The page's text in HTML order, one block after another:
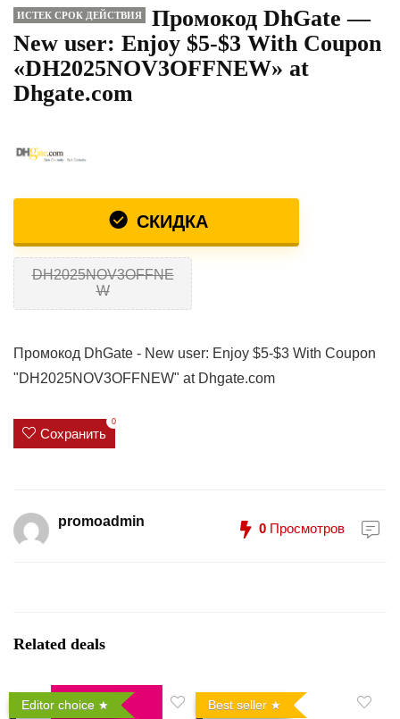
ИСТЕК СРОК ДЕЙСТВИЯ
Промокод DhGate —
New user: Enjoy $5-$3 With Coupon
«DH2025NOV3OFFNEW» at
Dhgate.com
СКИДКА
DH2025NOV3OFFNE
W
Промокод DhGate - New user: Enjoy $5-$3 With Coupon
"DH2025NOV3OFFNEW" at Dhgate.com
Сохранить
0
promoadmin 0 Просмотров
Related deals
Editor choice Best seller